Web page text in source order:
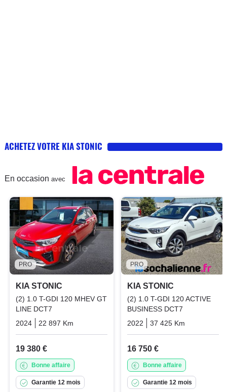
ACHETEZ VOTRE KIA STONIC
En occasion avec
PRO
KIA STONIC
(2) 1.0 T-GDI 120 MHEV GT
LINE DCT7
2024
22 897 Km Essence
19 380 €
Bonne affaire
Garantie 12 mois
PRO
KIA STONIC
(2) 1.0 T-GDI 120 ACTIVE
BUSINESS DCT7
2022
37 425 Km
16 750 €
Bonne affaire
Garantie 12 mois